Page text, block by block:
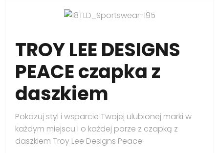
TROY LEE DESIGNS
PEACE czapka z
daszkiem
Pokazuj styl i wsparcie Twojej ulubionej marki w
każdym miejscu i o każdej porze z czapką z
daszkiem Troy Lee Designs Peace